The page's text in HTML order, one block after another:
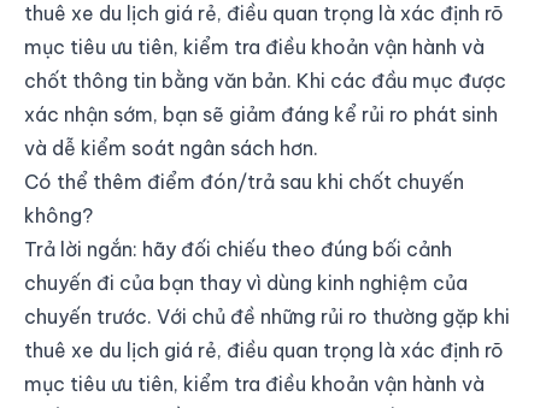
thuê xe du lịch giá rẻ, điều quan trọng là xác định rõ
mục tiêu ưu tiên, kiểm tra điều khoản vận hành và
chốt thông tin bằng văn bản. Khi các đầu mục được
xác nhận sớm, bạn sẽ giảm đáng kể rủi ro phát sinh
và dễ kiểm soát ngân sách hơn.
Có thể thêm điểm đón/trả sau khi chốt chuyến
không?
Trả lời ngắn: hãy đối chiếu theo đúng bối cảnh
chuyến đi của bạn thay vì dùng kinh nghiệm của
chuyến trước. Với chủ đề những rủi ro thường gặp khi
thuê xe du lịch giá rẻ, điều quan trọng là xác định rõ
mục tiêu ưu tiên, kiểm tra điều khoản vận hành và